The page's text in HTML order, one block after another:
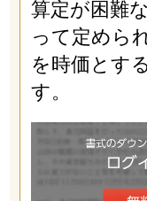
算定が困難
って定めら
を時価とす
す。